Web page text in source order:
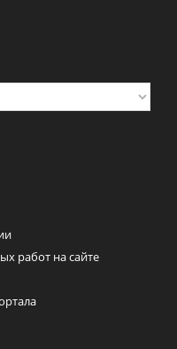
работ на сайте